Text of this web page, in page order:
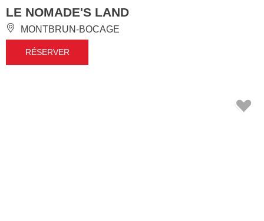
LE NOMADE'S LAND
MONTBRUN-BOCAGE
RÉSERVER